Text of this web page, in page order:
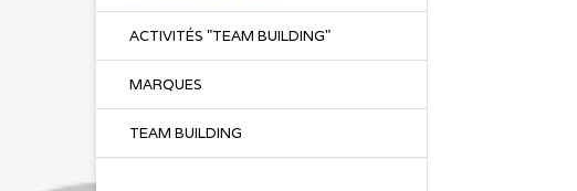
ACTIVITÉS "TEAM BUILDING"
MARQUES
TEAM BUILDING